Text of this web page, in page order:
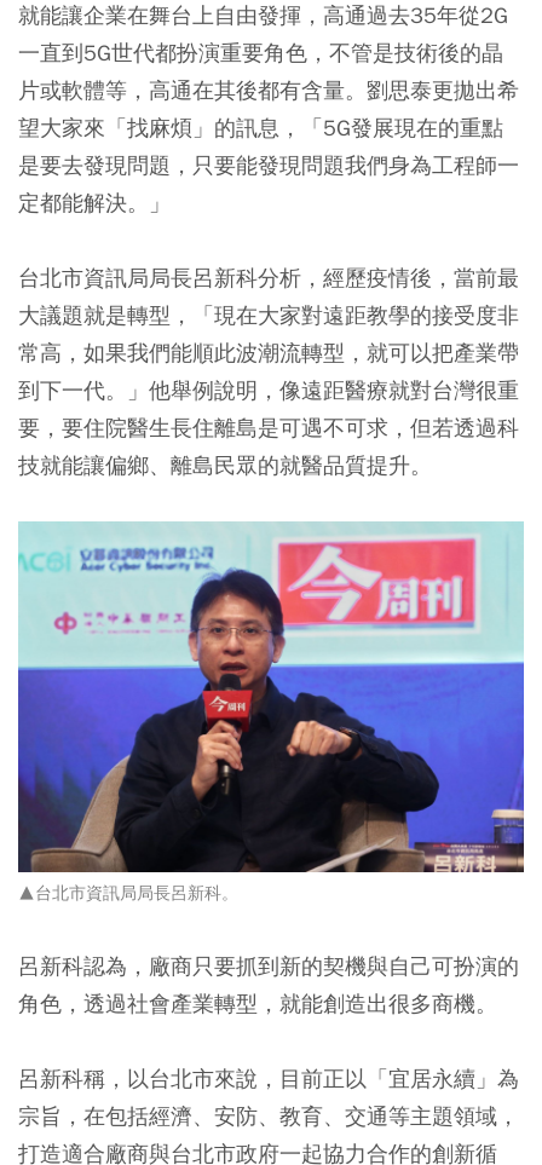
就能讓企業在舞台上自由發揮，高通過去35年從2G
一直到5G世代都扮演重要角色，不管是技術後的晶
片或軟體等，高通在其後都有含量。劉思泰更拋出希
望大家來「找麻煩」的訊息，「5G發展現在的重點
是要去發現問題，只要能發現問題我們身為工程師一
定都能解決。」
台北市資訊局局長呂新科分析，經歷疫情後，當前最
大議題就是轉型，「現在大家對遠距教學的接受度非
常高，如果我們能順此波潮流轉型，就可以把產業帶
到下一代。」他舉例說明，像遠距醫療就對台灣很重
要，要住院醫生長住離島是可遇不可求，但若透過科
技就能讓偏鄉、離島民眾的就醫品質提升。
▲台北市資訊局局長呂新科。
呂新科認為，廠商只要抓到新的契機與自己可扮演的
角色，透過社會產業轉型，就能創造出很多商機。
呂新科稱，以台北市來說，目前正以「宜居永續」為
宗旨，在包括經濟、安防、教育、交通等主題領域，
打造適合廠商與台北市政府一起協力合作的創新循